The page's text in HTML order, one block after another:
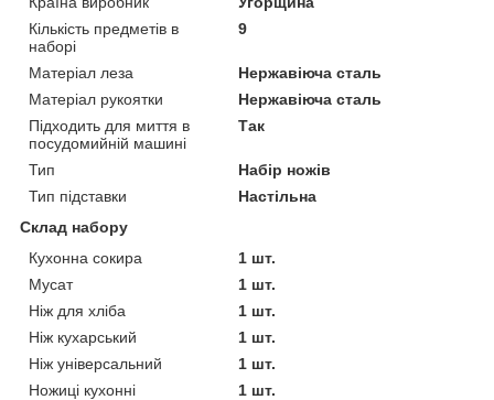
Кількість предметів в
наборі
9
Матеріал леза
Нержавіюча сталь
Матеріал рукоятки
Нержавіюча сталь
Підходить для миття в
посудомийній машині
Так
Тип
Набір ножів
Тип підставки
Настільна
Склад набору
Кухонна сокира
1 шт.
Мусат
1 шт.
Ніж для хліба
1 шт.
Ніж кухарський
1 шт.
Ніж універсальний
1 шт.
Ножиці кухонні
1 шт.